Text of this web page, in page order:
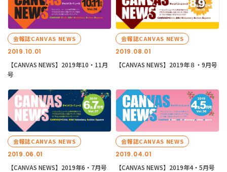
2019.10.01
会報誌CANVAS NEWS
【CANVAS NEWS】2019年10・11月
号
2019.08.01
会報誌CANVAS NEWS
【CANVAS NEWS】2019年８・9月号
2019.06.01
会報誌CANVAS NEWS
【CANVAS NEWS】2019年6・7月号
2019.04.01
会報誌CANVAS NEWS
【CANVAS NEWS】2019年4・5月号